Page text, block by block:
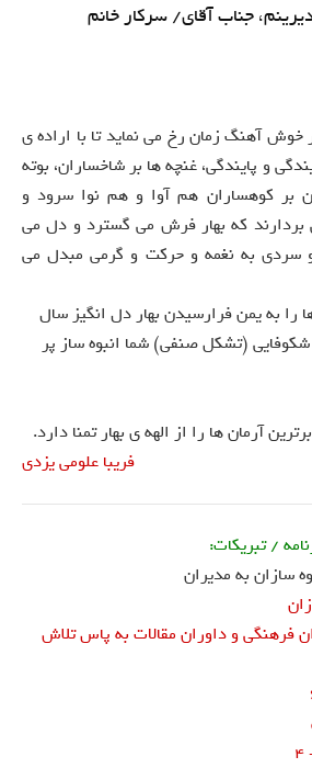
جناب آقای/ سرکار خانم
خوش آهنگ زمان رخ می نماید تا با اراده ی
و پایندگی، غنچه ها بر شاخساران، بوته
بر کوهساران هم آوا و هم نوا سرود و
که بهار فرش می گسترد و دل می
به نغمه و حرکت و گرمی مبدل می
را به یمن فرارسیدن بهار دل انگیز سال
و شکوفایی (تشکل صنفی) شما انبوه ساز پر
آرمان ها را از الهه ی بهار تمنا دارد.
فریبا علومی یزدی
/ تبریکات:
سازان به مدیران
فرهنگی و داوران مقالات به پاس تلاش